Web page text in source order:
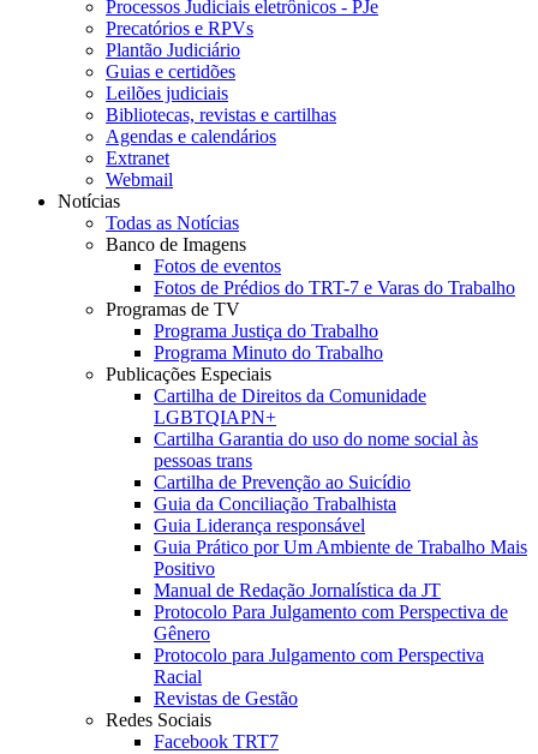
Processos Judiciais eletrônicos - PJe
Precatórios e RPVs
Plantão Judiciário
Guias e certidões
Leilões judiciais
Bibliotecas, revistas e cartilhas
Agendas e calendários
Extranet
Webmail
Notícias
Todas as Notícias
Banco de Imagens
Fotos de eventos
Fotos de Prédios do TRT-7 e Varas do Trabalho
Programas de TV
Programa Justiça do Trabalho
Programa Minuto do Trabalho
Publicações Especiais
Cartilha de Direitos da Comunidade
LGBTQIAPN+
Cartilha Garantia do uso do nome social às
pessoas trans
Cartilha de Prevenção ao Suicídio
Guia da Conciliação Trabalhista
Guia Liderança responsável
Guia Prático por Um Ambiente de Trabalho Mais
Positivo
Manual de Redação Jornalística da JT
Protocolo Para Julgamento com Perspectiva de
Gênero
Protocolo para Julgamento com Perspectiva
Racial
Revistas de Gestão
Redes Sociais
Facebook TRT7